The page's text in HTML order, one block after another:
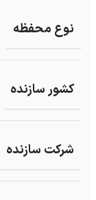
نوع محفظه
کشور سازنده
شرکت سازنده